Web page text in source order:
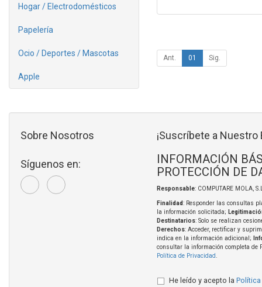
Hogar / Electrodomésticos
Papelería
Ocio / Deportes / Mascotas
Apple
Ant. 01 Sig.
Sobre Nosotros
Síguenos en:
¡Suscríbete a Nuestro
INFORMACIÓN
PROTECCIÓN DE
Responsable: COMPUTARE MOLA,
Finalidad: Responder las consultas
la información solicitada;
Destinatarios: Solo se realizan
Derechos: Acceder, rectificar y
indica en la información adicional;
consultar la información completa de
Política de Privacidad
He leído y acepto la Política